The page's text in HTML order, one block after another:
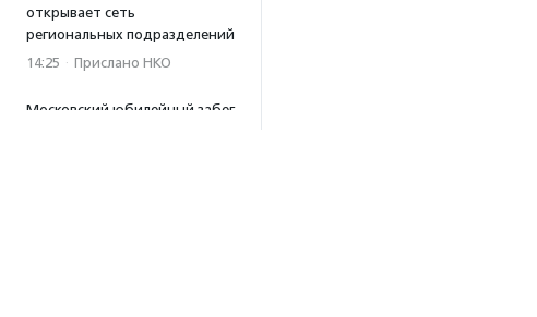
открывает сеть
региональных подразделений
14:25 · Прислано НКО
Московский юбилейный забег